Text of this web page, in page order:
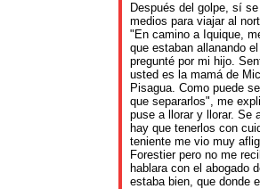
Después del golpe, sí
medios para viajar al
"En camino a Iquique,
que estaban allanando
pregunté por mi hijo.
usted es la mamá de
Pisagua. Como puede
que separarlos", me
puse a llorar y llorar. Se
hay que tenerlos con
teniente me vio muy
Forestier pero no me
hablara con el abogado
estaba bien, que donde